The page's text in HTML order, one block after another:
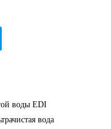
воды EDI
вода